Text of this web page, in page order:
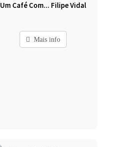
Um Café Com... Filipe Vidal
Mais info